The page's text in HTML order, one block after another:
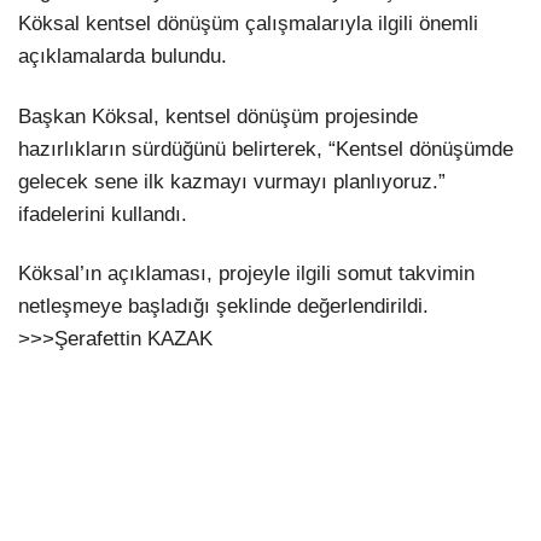
Köksal kentsel dönüşüm çalışmalarıyla ilgili önemli
açıklamalarda bulundu.
Başkan Köksal, kentsel dönüşüm projesinde
hazırlıkların sürdüğünü belirterek, “Kentsel dönüşümde
gelecek sene ilk kazmayı vurmayı planlıyoruz.”
ifadelerini kullandı.
Köksal’ın açıklaması, projeyle ilgili somut takvimin
netleşmeye başladığı şeklinde değerlendirildi.
>>>Şerafettin KAZAK